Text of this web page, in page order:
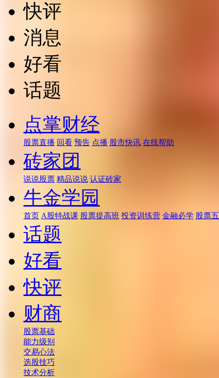
快评
消息
好看
话题
点掌财经
股票直播 回看 预告 点播 股市快讯 在线帮助
砖家团
说说股票 精品说说 认证砖家
牛金学园
首页 A股特战课 股票提高班 投资训练营 金融必学 股票
话题
好看
快评
财商
股票基础
能力级别
交易心法
选股技巧
技术分析